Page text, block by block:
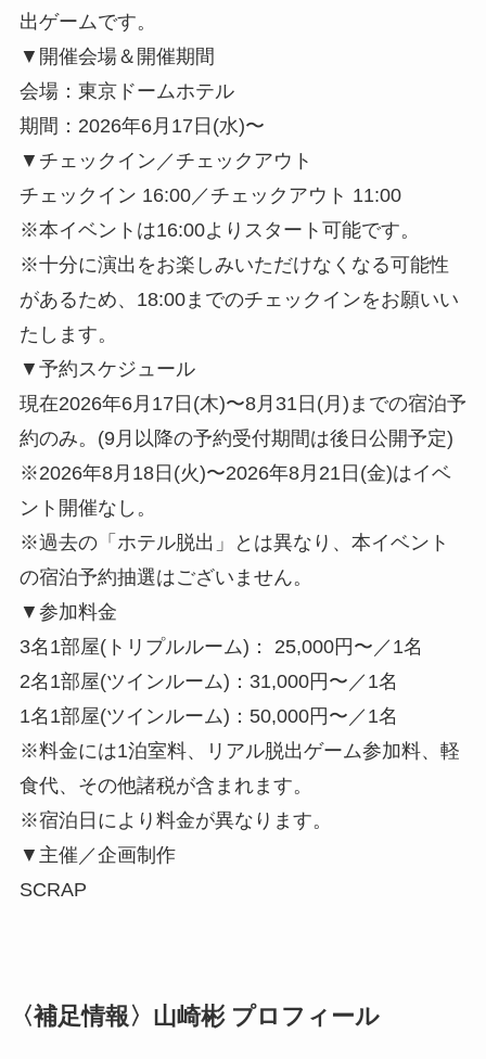
出ゲームです。
▼開催会場＆開催期間
会場：東京ドームホテル
期間：2026年6月17日(水)〜
▼チェックイン／チェックアウト
チェックイン 16:00／チェックアウト 11:00
※本イベントは16:00よりスタート可能です。
※十分に演出をお楽しみいただけなくなる可能性
があるため、18:00までのチェックインをお願いい
たします。
▼予約スケジュール
現在2026年6月17日(木)〜8月31日(月)までの宿泊予
約のみ。(9月以降の予約受付期間は後日公開予定)
※2026年8月18日(火)〜2026年8月21日(金)はイベ
ント開催なし。
※過去の「ホテル脱出」とは異なり、本イベント
の宿泊予約抽選はございません。
▼参加料金
3名1部屋(トリプルルーム)： 25,000円〜／1名
2名1部屋(ツインルーム)：31,000円〜／1名
1名1部屋(ツインルーム)：50,000円〜／1名
※料金には1泊室料、リアル脱出ゲーム参加料、軽
食代、その他諸税が含まれます。
※宿泊日により料金が異なります。
▼主催／企画制作
SCRAP
〈補足情報〉山崎彬 プロフィール